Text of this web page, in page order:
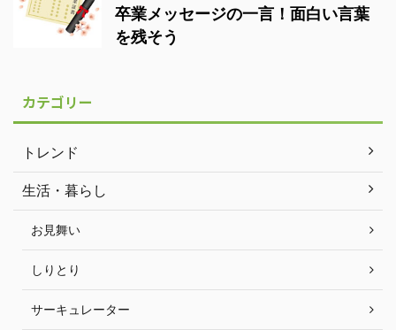
卒業メッセージの一言！面白い言葉
を残そう
カテゴリー
トレンド
生活・暮らし
お見舞い
しりとり
サーキュレーター